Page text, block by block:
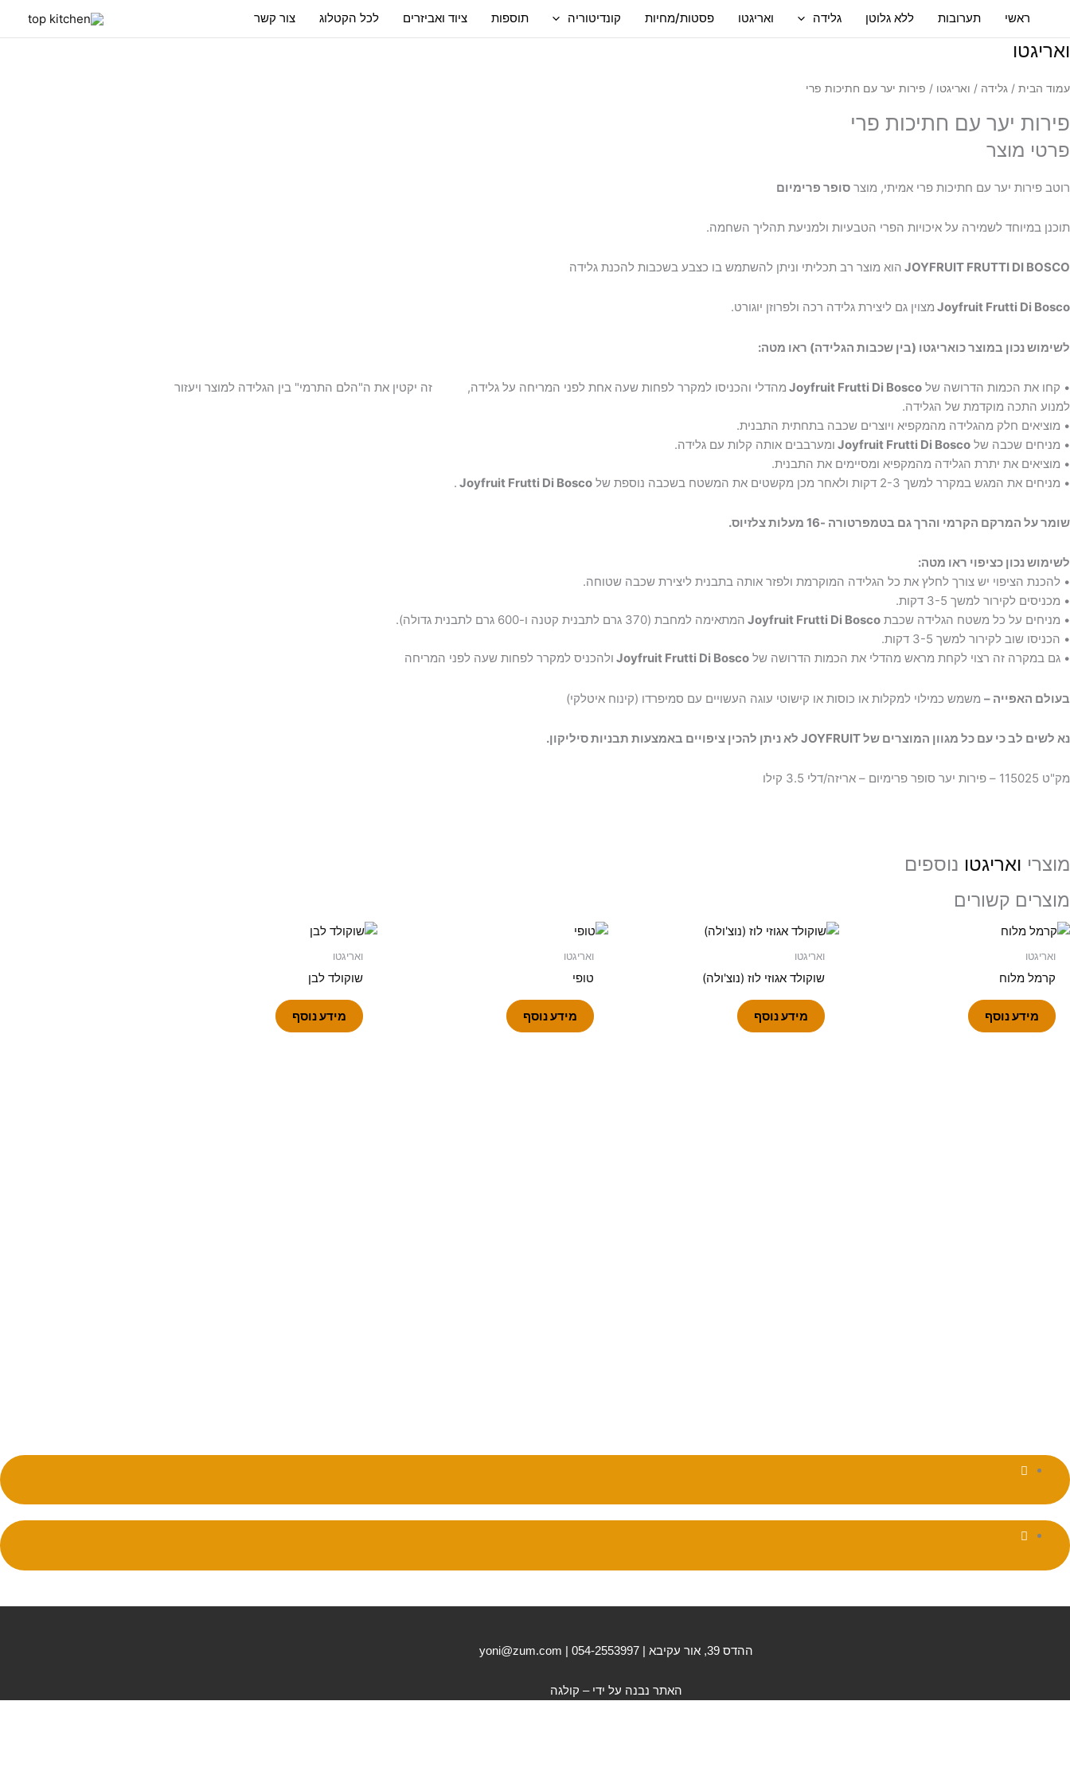
ראשי תערובות ללא גלוטן גלידה ואריגטו פסטות/מחיות קונדיטוריה תוספות ציוד ואביזרים לכל הקטלוג צור קשר
ואריגטו
עמוד הבית / גלידה / ואריגטו / פירות יער עם חתיכות פרי
פירות יער עם חתיכות פרי
פרטי מוצר
רוטב פירות יער עם חתיכות פרי אמיתי, מוצר סופר פרימיום
תוכנן במיוחד לשמירה על איכויות הפרי הטבעיות ולמניעת תהליך השחמה.
JOYFRUIT FRUTTI DI BOSCO הוא מוצר רב תכליתי וניתן להשתמש בו כצבע בשכבות להכנת גלידה
Joyfruit Frutti Di Bosco מצוין גם ליצירת גלידה רכה ולפרוזן יוגורט.
לשימוש נכון במוצר כואריגטו (בין שכבות הגלידה) ראו מטה:
• קחו את הכמות הדרושה של Joyfruit Frutti Di Bosco
מהדלי והכניסו למקרר לפחות שעה אחת לפני המריחה על גלידה, זה יקטין את ה"הלם התרמי" בין הגלידה למוצר ויעזור
למנוע התכה מוקדמת של הגלידה.
• מוציאים חלק מהגלידה מהמקפיא ויוצרים שכבה בתחתית התבנית.
• מניחים שכבה של
Joyfruit Frutti Di Bosco
ומערבבים אותה קלות עם גלידה.
• מוציאים את יתרת הגלידה מהמקפיא ומסיימים את התבנית.
• מניחים את המגש במקרר למשך 2-3 דקות ולאחר מכן מקשטים את המשטח בשכבה נוספת של
Joyfruit Frutti Di Bosco
.
שומר על המרקם הקרמי והרך גם בטמפרטורה -16 מעלות צלזיוס.
לשימוש נכון כציפוי ראו מטה:
• להכנת הציפוי יש צורך לחלץ את כל הגלידה המוקרמת ולפזר אותה בתבנית ליצירת שכבה שטוחה.
• מכניסים לקירור למשך 3-5 דקות.
• מניחים על כל משטח הגלידה שכבת
Joyfruit Frutti Di Bosco
המתאימה למחבת (370 גרם לתבנית קטנה ו-600 גרם לתבנית גדולה).
• הכניסו שוב לקירור למשך 3-5 דקות.
• גם במקרה זה רצוי לקחת מראש מהדלי את הכמות הדרושה של
Joyfruit Frutti Di Bosco ולהכניס למקרר לפחות שעה לפני המריחה
בעולם האפייה – משמש כמילוי למקלות או כוסות או קישוטי עוגה העשויים עם סמיפרדו (קינוח איטלקי)
נא לשים לב כי עם כל מגוון המוצרים של JOYFRUIT לא ניתן להכין ציפויים באמצעות תבניות סיליקון.
מק"ט 115025 – פירות יער סופר פרימיום – אריזה/דלי 3.5 קילו
מוצרי ואריגטו נוספים
מוצרים קשורים
ואריגטו
קרמל מלוח
מידע נוסף
ואריגטו
שוקולד אגוזי לוז (נוצ'ולה)
מידע נוסף
ואריגטו
טופי
מידע נוסף
ואריגטו
שוקולד לבן
מידע נוסף
ההדס 39, אור עקיבא | 054-2553997 | yoni@zum.com
האתר נבנה על ידי – קולגה